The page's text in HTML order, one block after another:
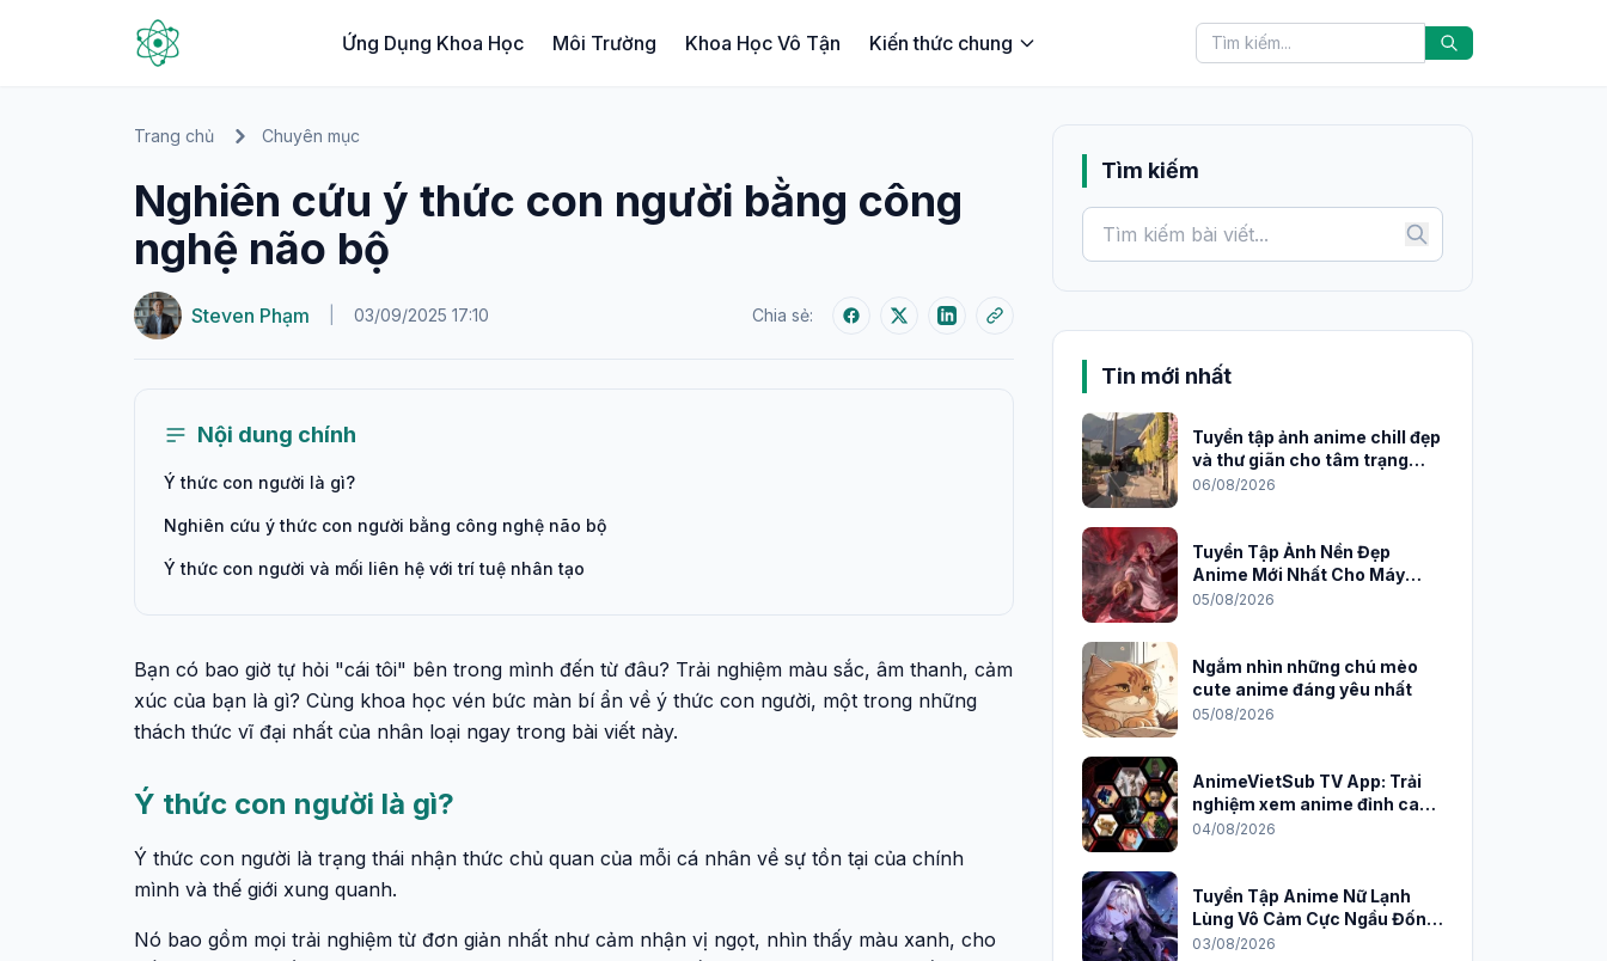
Ứng Dụng Khoa Học Môi Trường Khoa Học Vô Tận Kiến thức chung
Trang chủ Chuyên mục
Nghiên cứu ý thức con người bằng công
nghệ não bộ
Steven Phạm 03/09/2025 17:10 Chia sẻ:
Nội dung chính
Ý thức con người là gì?
Nghiên cứu ý thức con người bằng công nghệ não bộ
Ý thức con người và mối liên hệ với trí tuệ nhân tạo
Bạn có bao giờ tự hỏi "cái tôi" bên trong mình đến từ đâu? Trải nghiệm màu sắc, âm thanh, cảm
xúc của bạn là gì? Cùng khoa học vén bức màn bí ẩn về ý thức con người, một trong những
thách thức vĩ đại nhất của nhân loại ngay trong bài viết này.
Ý thức con người là gì?
Ý thức con người là trạng thái nhận thức chủ quan của mỗi cá nhân về sự tồn tại của chính
mình và thế giới xung quanh.
Nó bao gồm mọi trải nghiệm từ đơn giản nhất như cảm nhận vị ngọt, nhìn thấy màu xanh, cho
Tìm kiếm
Tin mới nhất
Tuyển tập ảnh anime chill đẹp
và thư giãn cho tâm trạng
2026
06/08/2026
Tuyển Tập Ảnh Nền Đẹp
Anime Mới Nhất Cho Máy
Tính 2026
05/08/2026
Ngắm nhìn những chú mèo
cute anime đáng yêu nhất
05/08/2026
AnimeVietSub TV App: Trải
nghiệm xem anime đỉnh cao
trên PC
04/08/2026
Tuyển Tập Anime Nữ Lạnh
Lùng Vô Cảm Cực Ngầu Đốn
Tim Fan
03/08/2026